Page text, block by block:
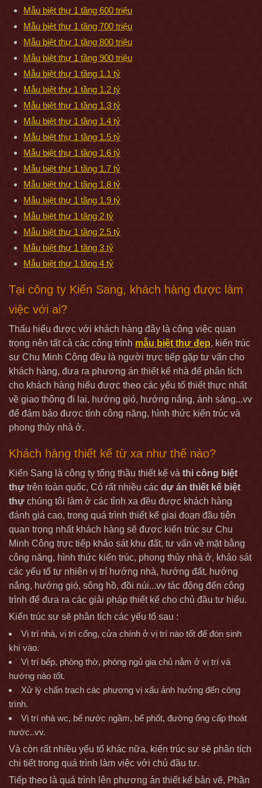
Mẫu biệt thự 1 tầng 600 triệu
Mẫu biệt thự 1 tầng 700 triệu
Mẫu biệt thự 1 tầng 800 triệu
Mẫu biệt thự 1 tầng 900 triệu
Mẫu biệt thự 1 tầng 1.1 tỷ
Mẫu biệt thự 1 tầng 1.2 tỷ
Mẫu biệt thự 1 tầng 1.3 tỷ
Mẫu biệt thự 1 tầng 1.4 tỷ
Mẫu biệt thự 1 tầng 1.5 tỷ
Mẫu biệt thự 1 tầng 1.6 tỷ
Mẫu biệt thự 1 tầng 1.7 tỷ
Mẫu biệt thự 1 tầng 1.8 tỷ
Mẫu biệt thự 1 tầng 1.9 tỷ
Mẫu biệt thự 1 tầng 2 tỷ
Mẫu biệt thự 1 tầng 2.5 tỷ
Mẫu biệt thự 1 tầng 3 tỷ
Mẫu biệt thự 1 tầng 4 tỷ
Tại công ty Kiến Sang, khách hàng được làm
việc với ai?
Thấu hiểu được với khách hàng đây là công việc quan
trọng nên tất cả các công trình mẫu biệt thự đẹp, kiến trúc
sư Chu Minh Công đều là người trực tiếp gặp tư vấn cho
khách hàng, đưa ra phương án thiết kế nhà để phân tích
cho khách hàng hiểu được theo các yếu tố thiết thực nhất
về giao thông đi lại, hướng gió, hướng nắng, ánh sáng...vv
để đảm bảo được tính công năng, hình thức kiến trúc và
phong thủy nhà ở.
Khách hàng thiết kế từ xa như thế nào?
Kiến Sang là công ty tổng thầu thiết kế và thi công biệt
thự trên toàn quốc, Có rất nhiều các dự án thiết kế biệt
thự chúng tôi làm ở các tỉnh xa đều được khách hàng
đánh giá cao, trong quá trình thiết kế giai đoạn đầu tiên
quan trọng nhất khách hàng sẽ được kiến trúc sư Chu
Minh Công trực tiếp khảo sát khu đất, tư vấn về mặt bằng
công năng, hình thức kiến trúc, phong thủy nhà ở, khảo sát
các yếu tố tự nhiên vị trí hướng nhà, hướng đất, hướng
nắng, hướng gió, sông hồ, đồi núi...vv tác động đến công
trình để đưa ra các giải pháp thiết kế cho chủ đầu tư hiểu.
Kiến trúc sư sẽ phân tích các yếu tố sau :
Vị trí nhà, vị trí cổng, cửa chính ở vị trí nào tốt để đón sinh
khí vào.
Vị trí bếp, phòng thờ, phòng ngủ gia chủ nằm ở vị trí và
hướng nào tốt.
Xử lý chấn trạch các phương vị xấu ảnh hưởng đến công
trình.
Vị trí nhà wc, bể nước ngầm, bể phốt, đường ống cấp thoát
nước..vv.
Và còn rất nhiều yếu tố khác nữa, kiến trúc sư sẽ phân tích
chi tiết trong quá trình làm việc với chủ đầu tư.
Tiếp theo là quá trình lên phương án thiết kế bản vẽ, Phần